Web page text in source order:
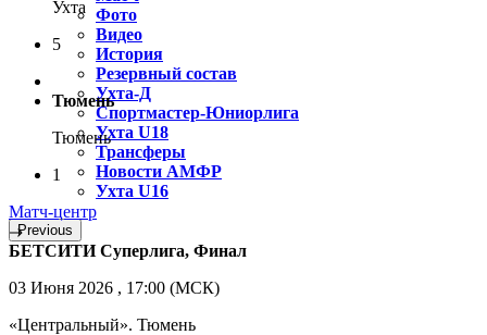
Фото
Видео
История
Резервный состав
Ухта-Д
Спортмастер-Юниорлига
Ухта U18
Трансферы
Новости АМФР
Ухта U16
Previous
Ухта
5
Тюмень
Тюмень
1
Матч-центр
БЕТСИТИ Суперлига, Финал
03 Июня 2026 , 17:00 (МСК)
«Центральный». Тюмень